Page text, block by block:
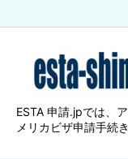
ESTA 申請.jpでは、
メリカビザ申請手続